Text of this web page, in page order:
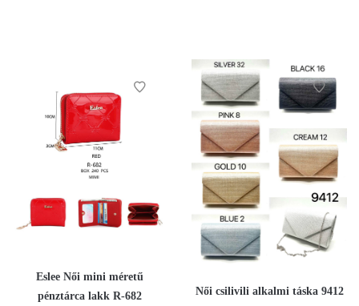
Eslee Női mini méretű
pénztárca lakk R-682
Női csilivili alkalmi táska 9412